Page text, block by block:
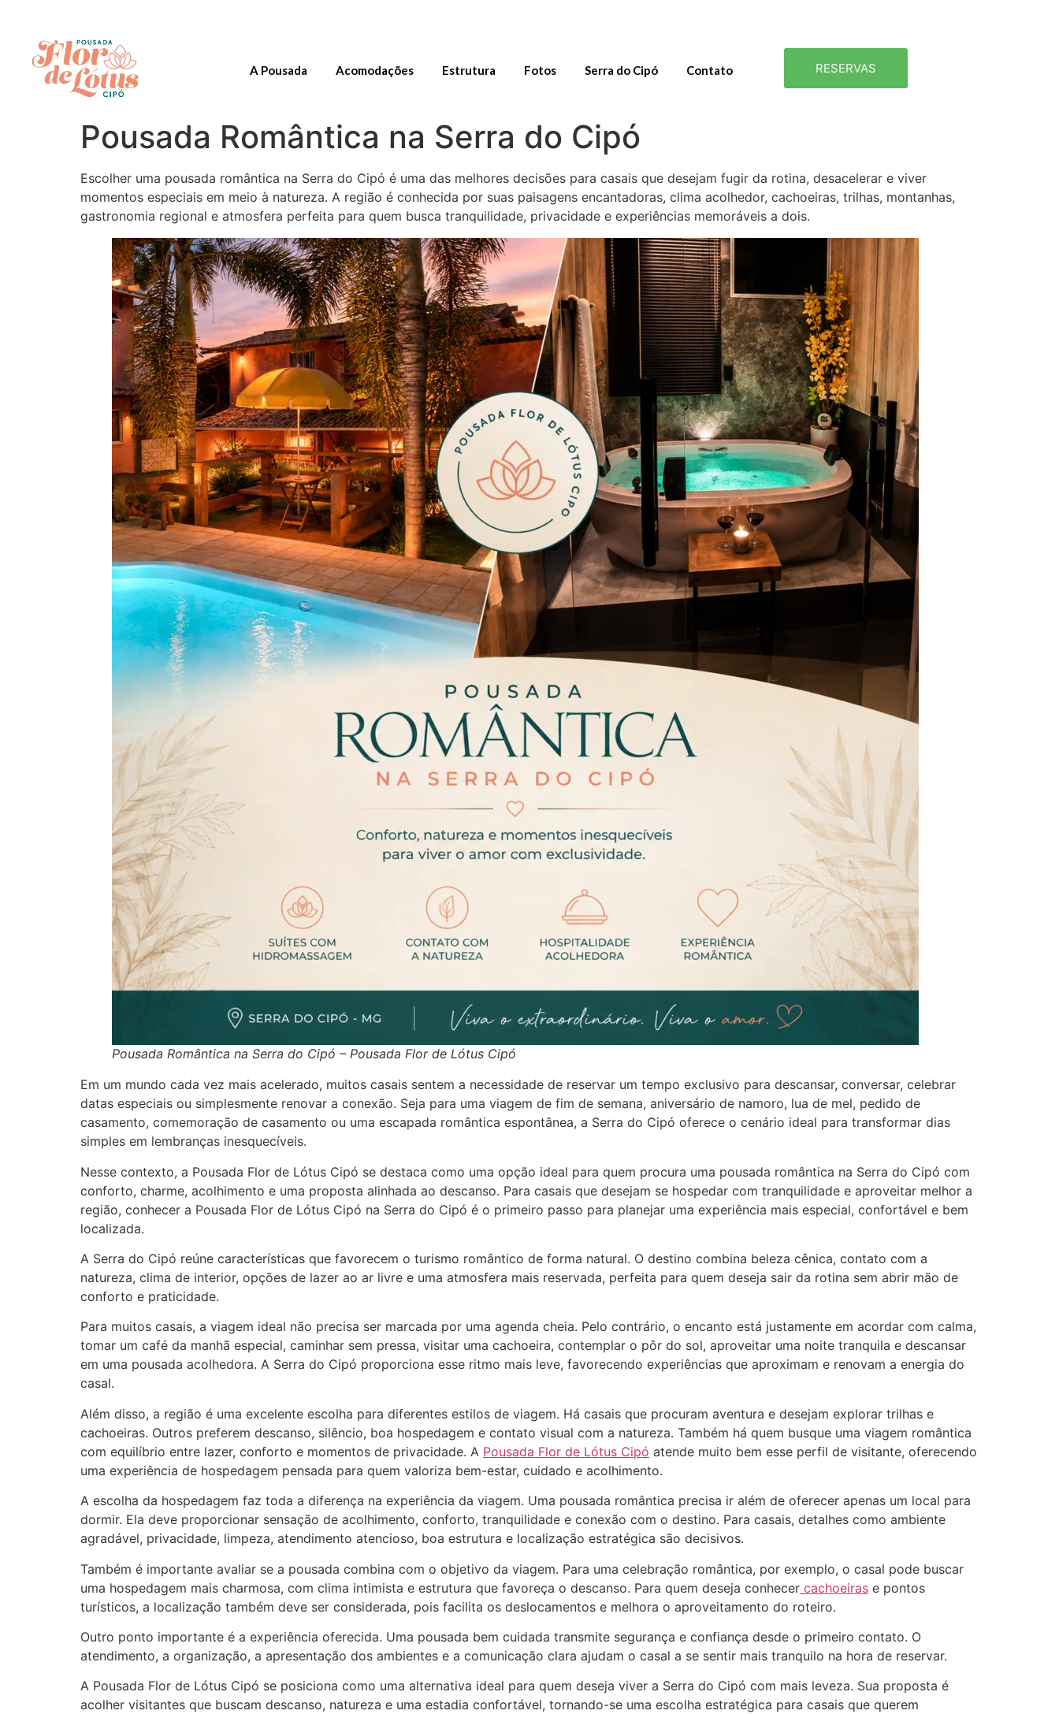
A Pousada Acomodações Estrutura Fotos Serra do Cipó Contato RESERVAS
Pousada Romântica na Serra do Cipó
Escolher uma pousada romântica na Serra do Cipó é uma das melhores decisões para casais que desejam fugir da rotina, desacelerar e viver
momentos especiais em meio à natureza. A região é conhecida por suas paisagens encantadoras, clima acolhedor, cachoeiras, trilhas, montanhas,
gastronomia regional e atmosfera perfeita para quem busca tranquilidade, privacidade e experiências memoráveis a dois.
Pousada Romântica na Serra do Cipó – Pousada Flor de Lótus Cipó
Em um mundo cada vez mais acelerado, muitos casais sentem a necessidade de reservar um tempo exclusivo para descansar, conversar, celebrar
datas especiais ou simplesmente renovar a conexão. Seja para uma viagem de fim de semana, aniversário de namoro, lua de mel, pedido de
casamento, comemoração de casamento ou uma escapada romântica espontânea, a Serra do Cipó oferece o cenário ideal para transformar dias
simples em lembranças inesquecíveis.
Nesse contexto, a Pousada Flor de Lótus Cipó se destaca como uma opção ideal para quem procura uma pousada romântica na Serra do Cipó com
conforto, charme, acolhimento e uma proposta alinhada ao descanso. Para casais que desejam se hospedar com tranquilidade e aproveitar melhor a
região, conhecer a Pousada Flor de Lótus Cipó na Serra do Cipó é o primeiro passo para planejar uma experiência mais especial, confortável e bem
localizada.
A Serra do Cipó reúne características que favorecem o turismo romântico de forma natural. O destino combina beleza cênica, contato com a
natureza, clima de interior, opções de lazer ao ar livre e uma atmosfera mais reservada, perfeita para quem deseja sair da rotina sem abrir mão de
conforto e praticidade.
Para muitos casais, a viagem ideal não precisa ser marcada por uma agenda cheia. Pelo contrário, o encanto está justamente em acordar com calma,
tomar um café da manhã especial, caminhar sem pressa, visitar uma cachoeira, contemplar o pôr do sol, aproveitar uma noite tranquila e descansar
em uma pousada acolhedora. A Serra do Cipó proporciona esse ritmo mais leve, favorecendo experiências que aproximam e renovam a energia do
casal.
Além disso, a região é uma excelente escolha para diferentes estilos de viagem. Há casais que procuram aventura e desejam explorar trilhas e
cachoeiras. Outros preferem descanso, silêncio, boa hospedagem e contato visual com a natureza. Também há quem busque uma viagem romântica
com equilíbrio entre lazer, conforto e momentos de privacidade. A Pousada Flor de Lótus Cipó atende muito bem esse perfil de visitante, oferecendo
uma experiência de hospedagem pensada para quem valoriza bem-estar, cuidado e acolhimento.
A escolha da hospedagem faz toda a diferença na experiência da viagem. Uma pousada romântica precisa ir além de oferecer apenas um local para
dormir. Ela deve proporcionar sensação de acolhimento, conforto, tranquilidade e conexão com o destino. Para casais, detalhes como ambiente
agradável, privacidade, limpeza, atendimento atencioso, boa estrutura e localização estratégica são decisivos.
Também é importante avaliar se a pousada combina com o objetivo da viagem. Para uma celebração romântica, por exemplo, o casal pode buscar
uma hospedagem mais charmosa, com clima intimista e estrutura que favoreça o descanso. Para quem deseja conhecer cachoeiras e pontos
turísticos, a localização também deve ser considerada, pois facilita os deslocamentos e melhora o aproveitamento do roteiro.
Outro ponto importante é a experiência oferecida. Uma pousada bem cuidada transmite segurança e confiança desde o primeiro contato. O
atendimento, a organização, a apresentação dos ambientes e a comunicação clara ajudam o casal a se sentir mais tranquilo na hora de reservar.
A Pousada Flor de Lótus Cipó se posiciona como uma alternativa ideal para quem deseja viver a Serra do Cipó com mais leveza. Sua proposta é
acolher visitantes que buscam descanso, natureza e uma estadia confortável, tornando-se uma escolha estratégica para casais que querem